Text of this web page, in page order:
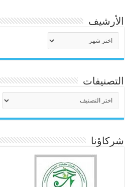
الأرشيف
التصنيفات
شركاؤنا